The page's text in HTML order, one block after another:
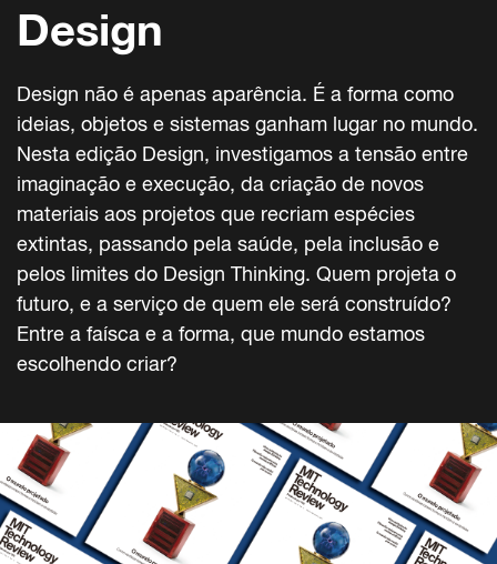
Design
Design não é apenas aparência. É a forma como
ideias, objetos e sistemas ganham lugar no mundo.
Nesta edição Design, investigamos a tensão entre
imaginação e execução, da criação de novos
materiais aos projetos que recriam espécies
extintas, passando pela saúde, pela inclusão e
pelos limites do Design Thinking. Quem projeta o
futuro, e a serviço de quem ele será construído?
Entre a faísca e a forma, que mundo estamos
escolhendo criar?